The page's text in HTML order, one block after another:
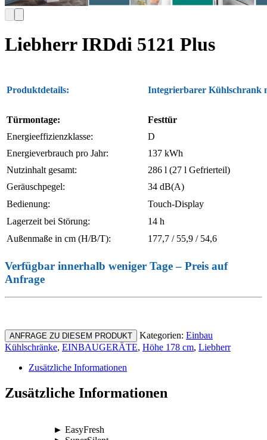
Liebherr IRDdi 5121 Plus
Produktdetails: Integrierbarer Kühlschrank
Türmontage:
Festtür
Energieeffizienzklasse:
D
Energieverbrauch pro Jahr:
137 kWh
Nutzinhalt gesamt:
286 l (27 l Gefrierteil)
Geräuschpegel:
34 dB(A)
Bedienung:
Touch-Display
Lagerzeit bei Störung:
14 h
Außenmaße in cm (H/B/T):
177,7 / 55,9 / 54,6
Verfügbar innerhalb weniger Tage – Preis auf
Anfrage
ANFRAGE ZU DIESEM PRODUKT Kategorien: Einbau
Kühlschränke, EINBAUGERÄTE, Höhe 178 cm, Liebherr
Zusätzliche Informationen
Zusätzliche Informationen
► EasyFresh